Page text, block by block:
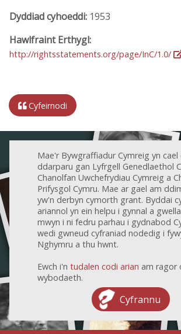
Dyddiad cyhoeddi: 1953
Hawlfraint Erthygl:
http://rightsstatements.org/page/InC/1.0/
Cyfeirnodi
Mae'r Bywgraffiadur Cymreig yn cael
ddarparu gan Lyfrgell Genedlaethol
Chanolfan Uwchefrydiau Cymreig a
Prifysgol Cymru. Mae ar gael am
yw'n derbyn cymorth grant. Byddai
ariannol yn ein helpu i gynnal a
mwyn i ni fedru parhau i gydnabod
wedi gwneud cyfraniad nodedig i
Nghymru a thu hwnt.
Ewch i'n tudalen codi arian am ragor
wybodaeth.
Cyfrannu